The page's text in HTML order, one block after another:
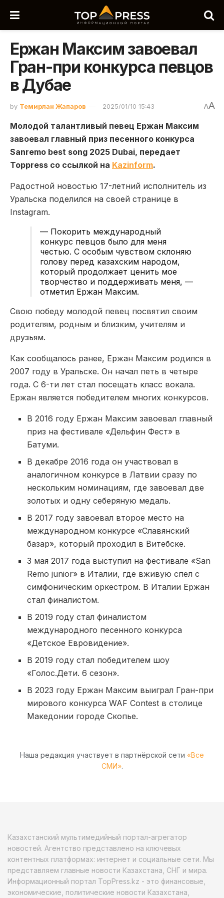
Ержан Максим завоевал
Гран-при конкурса певцов
в Дубае
by Темирлан Жапаров 2025/01/10 15:43 AA
Молодой талантливый певец Ержан Максим
завоевал главный приз песенного конкурса
Sanremo best song 2025 Dubai, передает
Toppress со ссылкой на Kazinform.
Радостной новостью 17-летний исполнитель из
Уральска поделился на своей странице в
Instagram.
— Покорить международный
конкурс певцов было для меня
честью. С особым чувством склоняю
голову перед казахским народом,
который продолжает ценить мое
творчество и поддерживать меня, —
отметил Ержан Максим.
Свою победу молодой певец посвятил своим
родителям, родным и близким, учителям и
друзьям.
Как сообщалось ранее, Ержан Максим родился в
2007 году в Уральске. Он начал петь в четыре
года. С 6-ти лет стал посещать класс вокала.
Ержан является победителем многих конкурсов.
В 2016 году Ержан Максим завоевал главный
приз на фестивале «Дельфин Фест» в
Батуми.
В декабре 2016 года он участвовал в
аналогичном конкурсе в Латвии сразу по
нескольким номинациям, где завоевал две
золотых и одну себеряную медаль.
В 2017 году завоевал второе место на
международном конкурсе «Славянский
базар», который проходил в Витебске.
3 мая 2017 года выступил на фестивале «San
Remo junior» в Италии, где вживую спел с
симфоническим оркестром. В Италии Ержан
стал финалистом.
В 2019 году стал финалистом
международного песенного конкурса
«Детское Евровидение».
В 2019 году стал победителем шоу
«Голос.Дети. 6 сезон».
В 2023 году Ержан Максим выиграл Гран-при
мирового конкурса WAF Contest в столице
Македонии городе Скопье.
Наша редакция участвует в партнёрской сети «Все
СМИ».
Казахстанский мультимедийный портал-агрегатор
новостей. Агентство представлено на ключевых
контентных платформах: интернет и социальные сети. Мы
представляем главные новости Казахстана, СНГ и мира.
Информационный портал TopPress.kz - это финансовые,
экономические, политические новости Казахстана,